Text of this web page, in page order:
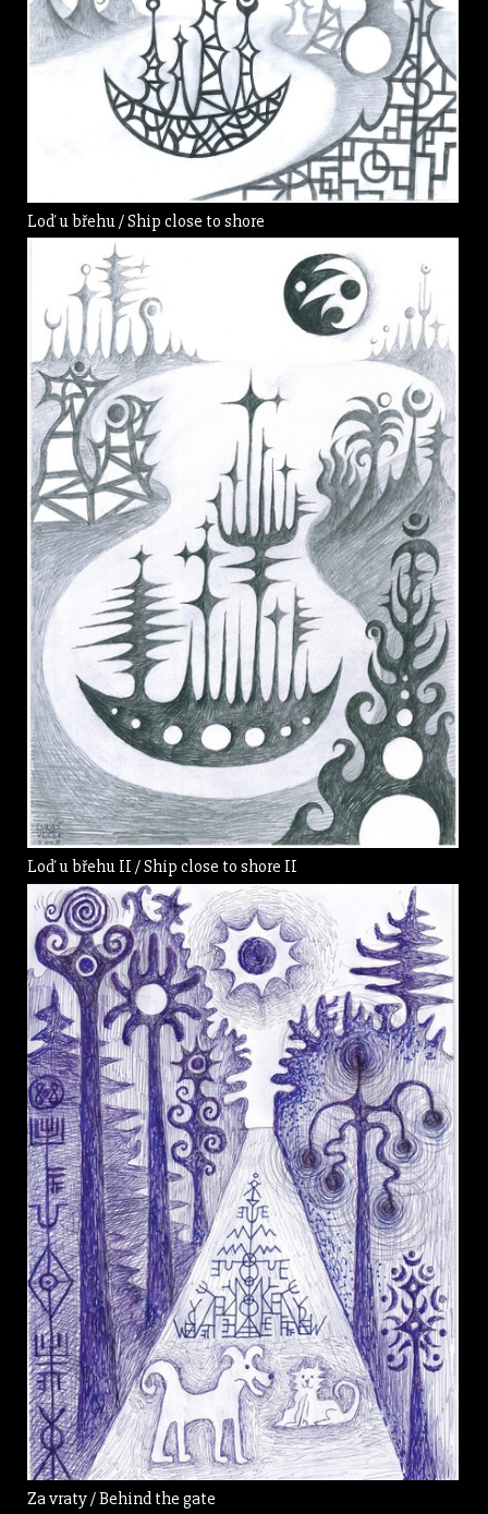
Loď u břehu / Ship close to shore
Loď u břehu II / Ship close to shore II
Za vraty / Behind the gate